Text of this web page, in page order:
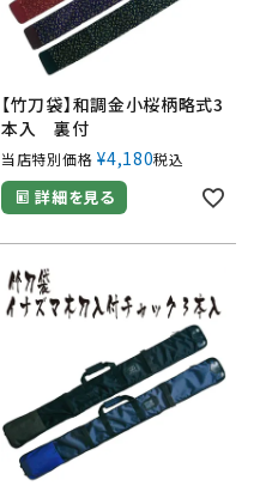
【竹刀袋】和調金小桜柄略式3
本入 裏付
当店特別価格 ¥4,180税込
詳細を見る